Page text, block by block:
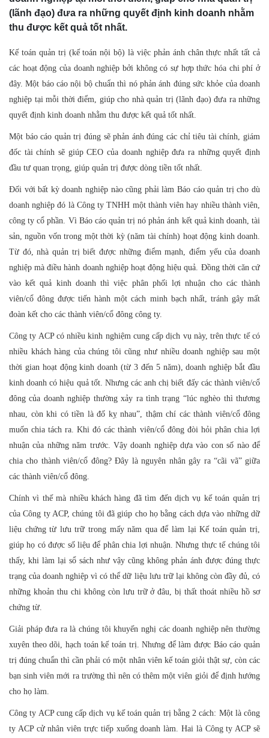
(lãnh đạo) đưa ra những quyết định kinh doanh nhằm
thu được kết quả tốt nhất.
Kế toán quản trị (kế toán nội bộ) là việc phản ánh chân thực nhất tất cả
các hoạt động của doanh nghiệp bởi không có sự hợp thức hóa chi phí ở
đây. Một báo cáo nội bộ chuẩn thì nó phản ánh đúng sức khỏe của doanh
nghiệp tại mỗi thời điểm, giúp cho nhà quản trị (lãnh đạo) đưa ra những
quyết định kinh doanh nhằm thu được kết quả tốt nhất.
Một báo cáo quản trị đúng sẽ phản ánh đúng các chỉ tiêu tài chính, giám
đốc tài chính sẽ giúp CEO của doanh nghiệp đưa ra những quyết định
đầu tư quan trọng, giúp quản trị được dòng tiền tốt nhất.
Đối với bất kỳ doanh nghiệp nào cũng phải làm Báo cáo quản trị cho dù
doanh nghiệp đó là Công ty TNHH một thành viên hay nhiều thành viên,
công ty cổ phần. Vì Báo cáo quản trị nó phản ánh kết quả kinh doanh, tài
sản, nguồn vốn trong một thời kỳ (năm tài chính) hoạt động kinh doanh.
Từ đó, nhà quản trị biết được những điểm mạnh, điểm yếu của doanh
nghiệp mà điều hành doanh nghiệp hoạt động hiệu quả. Đồng thời căn cứ
vào kết quả kinh doanh thì việc phân phối lợi nhuận cho các thành
viên/cổ đông được tiến hành một cách minh bạch nhất, tránh gây mất
đoàn kết cho các thành viên/cổ đông công ty.
Công ty ACP có nhiều kinh nghiệm cung cấp dịch vụ này, trên thực tế có
nhiều khách hàng của chúng tôi cũng như nhiều doanh nghiệp sau một
thời gian hoạt động kinh doanh (từ 3 đến 5 năm), doanh nghiệp bắt đầu
kinh doanh có hiệu quả tốt. Nhưng các anh chị biết đấy các thành viên/cổ
đông của doanh nghiệp thường xảy ra tình trạng “lúc nghèo thì thương
nhau, còn khi có tiền là đố kỵ nhau”, thậm chí các thành viên/cổ đông
muốn chia tách ra. Khi đó các thành viên/cổ đông đòi hỏi phân chia lợi
nhuận của những năm trước. Vậy doanh nghiệp dựa vào con số nào để
chia cho thành viên/cổ đông? Đây là nguyên nhân gây ra “cãi vã” giữa
các thành viên/cổ đông.
Chính vì thế mà nhiều khách hàng đã tìm đến dịch vụ kế toán quản trị
của Công ty ACP, chúng tôi đã giúp cho họ bằng cách dựa vào những dữ
liệu chứng từ lưu trữ trong mấy năm qua để làm lại Kế toán quản trị,
giúp họ có được số liệu để phân chia lợi nhuận. Nhưng thực tế chúng tôi
thấy, khi làm lại sổ sách như vậy cũng không phản ánh được đúng thực
trạng của doanh nghiệp vì có thể dữ liệu lưu trữ lại không còn đầy đủ, có
những khoản thu chi không còn lưu trữ ở đâu, bị thất thoát nhiều hồ sơ
chứng từ.
Giải pháp đưa ra là chúng tôi khuyến nghị các doanh nghiệp nên thường
xuyên theo dõi, hạch toán kế toán trị. Nhưng để làm được Báo cáo quản
trị đúng chuẩn thì cần phải có một nhân viên kế toán giỏi thật sự, còn các
bạn sinh viên mới ra trường thì nên có thêm một viên giỏi để định hướng
cho họ làm.
Công ty ACP cung cấp dịch vụ kế toán quản trị bằng 2 cách: Một là công
ty ACP cử nhân viên trực tiếp xuống doanh làm. Hai là Công ty ACP sẽ